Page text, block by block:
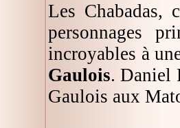
Les Chabadas,
personnages
incroyables à
Gaulois. Daniel
Gaulois aux